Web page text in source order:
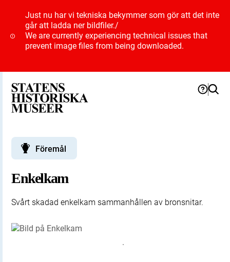
Just nu har vi tekniska bekymmer som gör att det inte
går att ladda ner bildfiler./
We are currently experiencing technical issues that
prevent image files from being downloaded.
Föremål
Enkelkam
Svårt skadad enkelkam sammanhållen av bronsnitar.